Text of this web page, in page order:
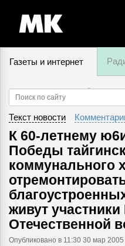
Газеты и интернет
9 августа,
Текст новости
К 60-летнему
Победы
коммунального
живут
Отечественной
Опубликовано в 11:30 30 мар 2005